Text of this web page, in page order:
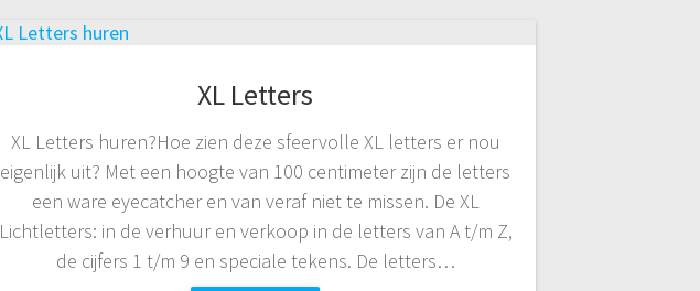
XL Letters
XL Letters huren?Hoe zien deze sfeervolle XL letters er nou
eigenlijk uit? Met een hoogte van 100 centimeter zijn de letters
een ware eyecatcher en van veraf niet te missen. De XL
Lichtletters: in de verhuur en verkoop in de letters van A t/m Z,
de cijfers 1 t/m 9 en speciale tekens. De letters…